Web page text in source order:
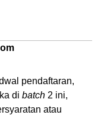
pendaftaran,
di batch 2 ini,
atau